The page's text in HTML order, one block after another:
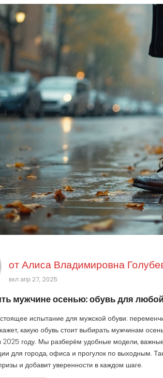
отАлиса Владимировна
вкл апр 27, 2025
мужчине осенью: обувь для
испытание для мужской обуви:
какую обувь стоит выбирать мужчинам
2025 году. Мы разберём удобные модели,
для города, офиса и прогулок по выходным.
и добавит уверенности в каждом шаге.